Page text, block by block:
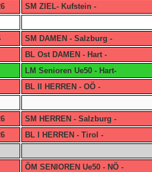
SM ZIEL- Kufstein -
SM DAMEN - Salzburg -
BL Ost DAMEN - Hart -
LM Senioren Ue50 - Hart-
BL II HERREN - OÖ -
SM HERREN - Salzburg -
BL I HERREN - Tirol -
ÖM SENIOREN Ue50 - NÖ -